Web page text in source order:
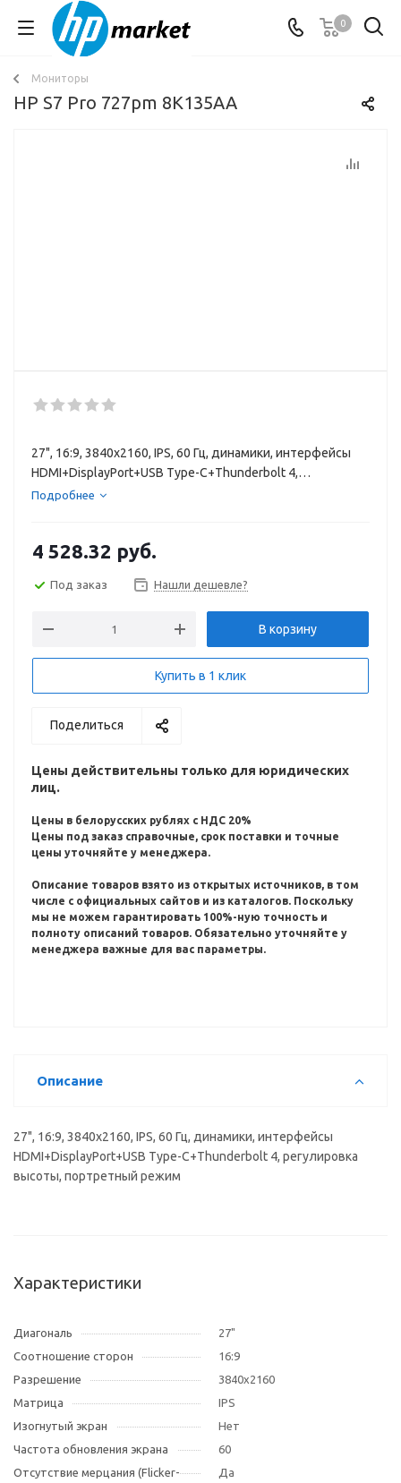
0
Мониторы
HP S7 Pro 727pm 8K135AA
27", 16:9, 3840x2160, IPS, 60 Гц, динамики, интерфейсы
HDMI+DisplayPort+USB Type-C+Thunderbolt 4,
регулировка высоты, портретный режим
Подробнее
4 528.32 руб.
Под заказ Нашли дешевле?
В корзину
Купить в 1 клик
Поделиться
Цены действительны только для юридических
лиц.
Цены в белорусских рублях с НДС 20%
Цены под заказ справочные, срок поставки и точные
цены уточняйте у менеджера.
Описание товаров взято из открытых источников, в том
числе с официальных сайтов и из каталогов. Поскольку
мы не можем гарантировать 100%-ную точность и
полноту описаний товаров. Обязательно уточняйте у
менеджера важные для вас параметры.
Описание
27", 16:9, 3840x2160, IPS, 60 Гц, динамики, интерфейсы
HDMI+DisplayPort+USB Type-C+Thunderbolt 4, регулировка
высоты, портретный режим
Характеристики
Диагональ
27"
Соотношение сторон
16:9
Разрешение
3840x2160
Матрица
IPS
Изогнутый экран
Нет
Частота обновления экрана
60
Отсутствие мерцания (Flicker-
Да